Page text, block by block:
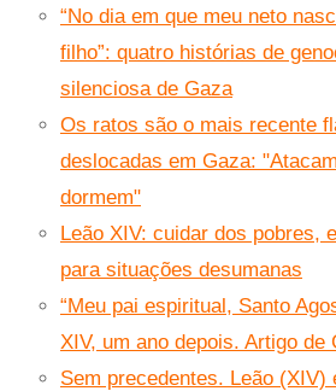
“No dia em que meu neto
filho”: quatro histórias de
silenciosa de Gaza
Os ratos são o mais recente
deslocadas em Gaza:
dormem"
Leão XIV: cuidar dos pobres,
para situações desumanas
“Meu pai espiritual, Santo
XIV, um ano depois. Artigo de
Sem precedentes. Leão (XIV)